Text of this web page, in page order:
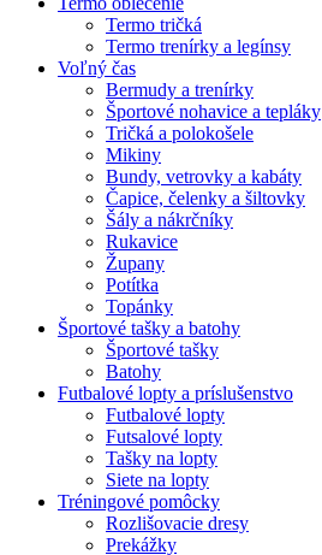
Termo tričká
Termo trenírky a legínsy
Voľný čas
Bermudy a trenírky
Športové nohavice a tepláky
Tričká a polokošele
Mikiny
Bundy, vetrovky a kabáty
Čapice, čelenky a šiltovky
Šály a nákrčníky
Rukavice
Župany
Potítka
Topánky
Športové tašky a batohy
Športové tašky
Batohy
Futbalové lopty a príslušenstvo
Futbalové lopty
Futsalové lopty
Tašky na lopty
Siete na lopty
Tréningové pomôcky
Rozlišovacie dresy
Prekážky